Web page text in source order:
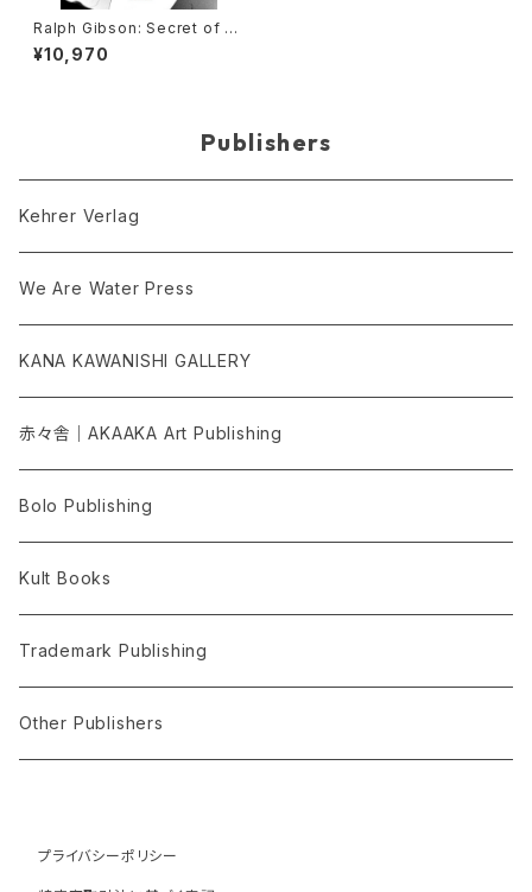
Ralph Gibson: Secret of Li
ght
¥10,970
Publishers
Kehrer Verlag
We Are Water Press
KANA KAWANISHI GALLERY
赤々舎｜AKAAKA Art Publishing
Bolo Publishing
Kult Books
Trademark Publishing
Other Publishers
プライバシーポリシー